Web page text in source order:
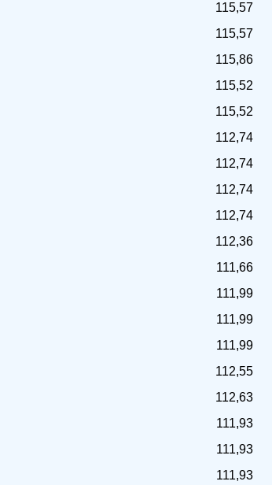
115,57
115,57
115,86
115,52
115,52
112,74
112,74
112,74
112,74
112,36
111,66
111,99
111,99
111,99
112,55
112,63
111,93
111,93
111,93